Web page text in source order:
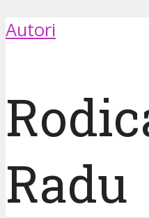
Autori
Radu